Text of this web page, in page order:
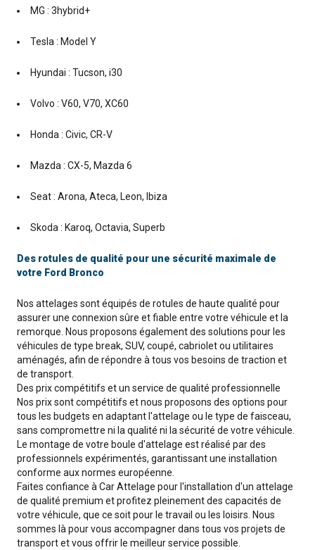
MG : 3hybrid+
Tesla : Model Y
Hyundai : Tucson, i30
Volvo : V60, V70, XC60
Honda : Civic, CR-V
Mazda : CX-5, Mazda 6
Seat : Arona, Ateca, Leon, Ibiza
Skoda : Karoq, Octavia, Superb
Des rotules de qualité pour une sécurité maximale de
votre Ford Bronco
Nos attelages sont équipés de rotules de haute qualité pour
assurer une connexion sûre et fiable entre votre véhicule et la
remorque. Nous proposons également des solutions pour les
véhicules de type break, SUV, coupé, cabriolet ou utilitaires
aménagés, afin de répondre à tous vos besoins de traction et
de transport.
Des prix compétitifs et un service de qualité professionnelle
Nos prix sont compétitifs et nous proposons des options pour
tous les budgets en adaptant l'attelage ou le type de faisceau,
sans compromettre ni la qualité ni la sécurité de votre véhicule.
Le montage de votre boule d'attelage est réalisé par des
professionnels expérimentés, garantissant une installation
conforme aux normes européenne.
Faites confiance à Car Attelage pour l'installation d'un attelage
de qualité premium et profitez pleinement des capacités de
votre véhicule, que ce soit pour le travail ou les loisirs. Nous
sommes là pour vous accompagner dans tous vos projets de
transport et vous offrir le meilleur service possible.